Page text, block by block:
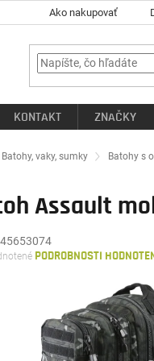
Ako nakupovať
KONTAKT ZNAČKY
Batohy, vaky, sumky Batohy s
Assault
PODROBNOSTI